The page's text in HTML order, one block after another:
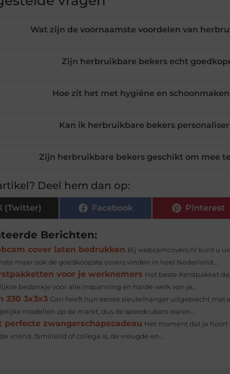
Wat zijn de voornaamste voordelen van
Zijn herbruikbare bekers echt
Hoe zit het met hygiëne en
Kan ik herbruikbare bekers
Zijn herbruikbare bekers geschikt om mee
Deel hem dan op:
(Twitter) Facebook Pinterest
Berichten:
cover laten bedrukken Bij webcamcovers.nl kunt u
maar ook de goedkoopste covers vinden in heel Nederland....
voor je werknemers Het beste Kerstpakket
bedankje voor alle inspanning en harde werk van je...
330 3x3x3 Gan heeft hun eerste sleutelhanger uitgebracht met
modellen op de markt, dus de speedcubers waren...
perfecte zwangerschapscadeau Het moment dat je hoort
vriend, familielid of collega is, de vreugde en...